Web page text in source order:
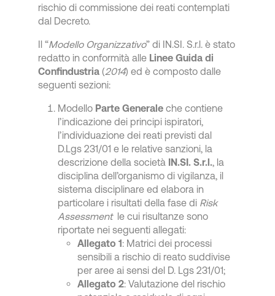
rischio di commissione dei reati contemplati
dal Decreto.
Il “Modello Organizzativo” di IN.SI. S.r.l. è stato
redatto in conformità alle Linee Guida di
Confindustria (2014) ed è composto dalle
seguenti sezioni:
Modello Parte Generale che contiene
l’indicazione dei principi ispiratori,
l’individuazione dei reati previsti dal
D.Lgs 231/01 e le relative sanzioni, la
descrizione della società IN.SI. S.r.l., la
disciplina dell’organismo di vigilanza, il
sistema disciplinare ed elabora in
particolare i risultati della fase di Risk
Assessmentle cui risultanze sono
riportate nei seguenti allegati:
Allegato 1: Matrici dei processi
sensibili a rischio di reato suddivise
per aree ai sensi del D. Lgs 231/01;
Allegato 2: Valutazione del rischio